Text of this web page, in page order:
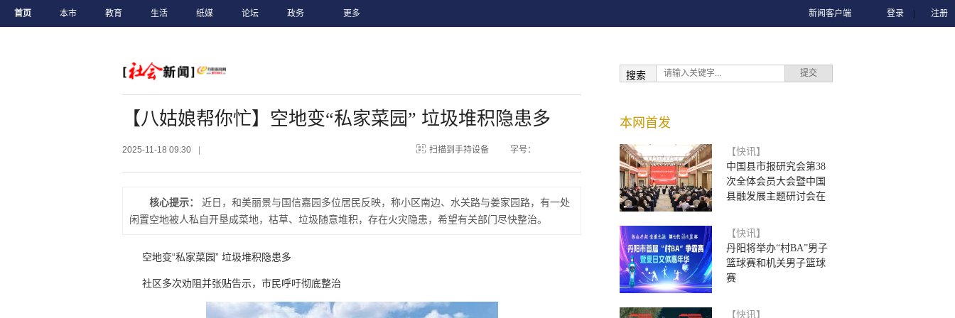
首页 本市 教育 生活 纸媒 论坛 政务 更多 新闻客户端 登录 注册
【八姑娘帮你忙】空地变“私家菜园” 垃圾堆积隐患多
2025-11-18 09:30 扫描到手持设备 字号：
核心提示：
近日，和美丽景与国信嘉园多位居民反映，称小区南边、水关路与姜家园路，有一处
闲置空地被人私自开垦成菜地，枯草、垃圾随意堆积，存在火灾隐患，希望有关部门尽快整治。
空地变“私家菜园” 垃圾堆积隐患多
社区多次劝阻并张贴告示，市民呼吁彻底整治
搜索
本网首发
【快讯】
中国县市报研究会第38
次全体会员大会暨中国
县融发展主题研讨会在
【快讯】
丹阳将举办“村BA”男子
篮球赛和机关男子篮球
赛
【快讯】